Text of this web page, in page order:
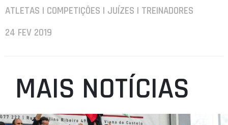
ATLETAS | COMPETIÇÕES | JUÍZES | TREINADORES
24 FEV 2019
MAIS NOTÍCIAS